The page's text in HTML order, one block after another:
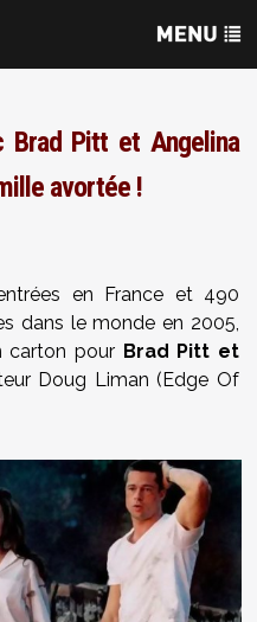
Pitt et Angelina
avortée !
en France et 490
dans le monde en 2005,
carton pour Brad Pitt et
Doug Liman (Edge Of